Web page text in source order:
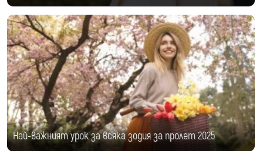
Най-важният урок за всяка зодия за пролет 2025